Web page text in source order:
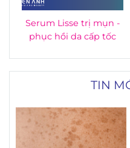
Serum Lisse trị mụn -
phục hồi da cấp tốc
TIN